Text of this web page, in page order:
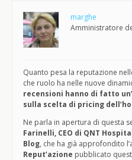
marghe
Amministratore
Quanto pesa la reputazione
che ruolo ha nelle nuove
recensioni hanno di fatto
sulla scelta di pricing
Ne parla in apertura di questa
Farinelli, CEO di QNT
Blog, che ha già approfondito
Reput’azione pubblicato